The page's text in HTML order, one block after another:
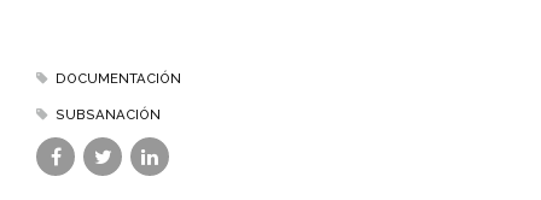
DOCUMENTACIÓN
SUBSANACIÓN